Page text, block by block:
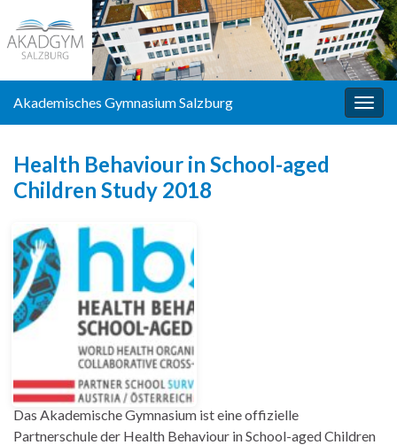
Akademisches Gymnasium Salzburg
Health Behaviour in School-aged
Children Study 2018
Das Akademische Gymnasium ist eine offizielle
Partnerschule der Health Behaviour in School-aged Children